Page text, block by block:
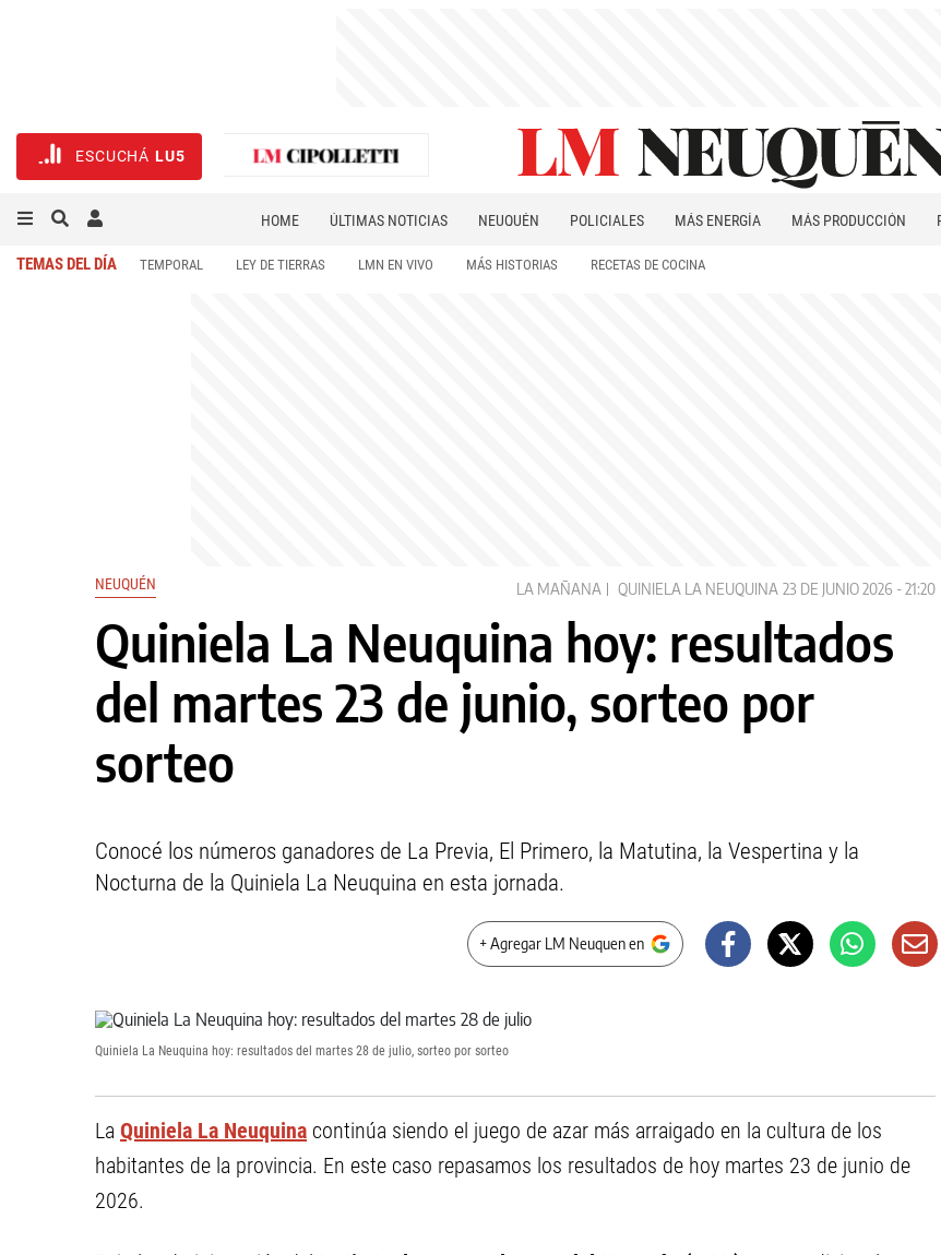
ESCUCHÁ LU5
HOME ÚLTIMAS NOTICIAS NEUQUÉN POLICIALES MÁS ENERGÍA MÁS PRODUCCIÓN
TEMAS DEL DÍA TEMPORAL LEY DE TIERRAS LMN EN VIVO MÁS HISTORIAS RECETAS DE COCINA
NEUQUÉN LA MAÑANA QUINIELA LA NEUQUINA 23 DE JUNIO 2026 - 21:20
Quiniela La Neuquina hoy: resultados
del martes 23 de junio, sorteo por
sorteo
Conocé los números ganadores de La Previa, El Primero, la Matutina, la Vespertina y la
Nocturna de la Quiniela La Neuquina en esta jornada.
+ Agregar LM Neuquen en
Quiniela La Neuquina hoy: resultados del martes 28 de julio, sorteo por sorteo
La Quiniela La Neuquina continúa siendo el juego de azar más arraigado en la cultura de los
habitantes de la provincia. En este caso repasamos los resultados de hoy martes 23 de junio de
2026.